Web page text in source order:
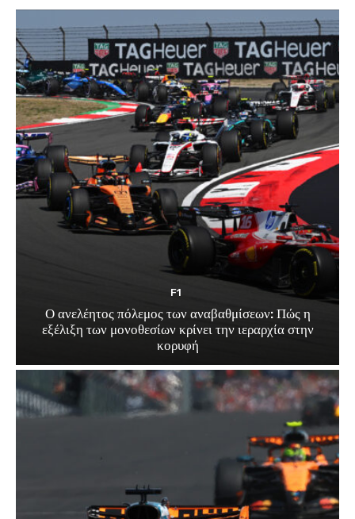
F1
Ο ανελέητος πόλεμος των αναβαθμίσεων: Πώς η
εξέλιξη των μονοθεσίων κρίνει την ιεραρχία στην
κορυφή